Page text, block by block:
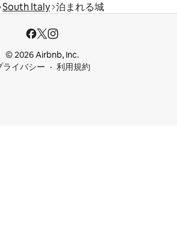
South Italy 泊まれる城
© 2026 Airbnb, Inc.
ライバシー
利用規約